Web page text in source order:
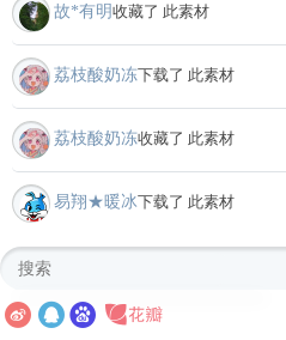
故*有明收藏了 此素材
荔枝酸奶冻下载了 此素材
荔枝酸奶冻收藏了 此素材
易翔★暖冰下载了 此素材